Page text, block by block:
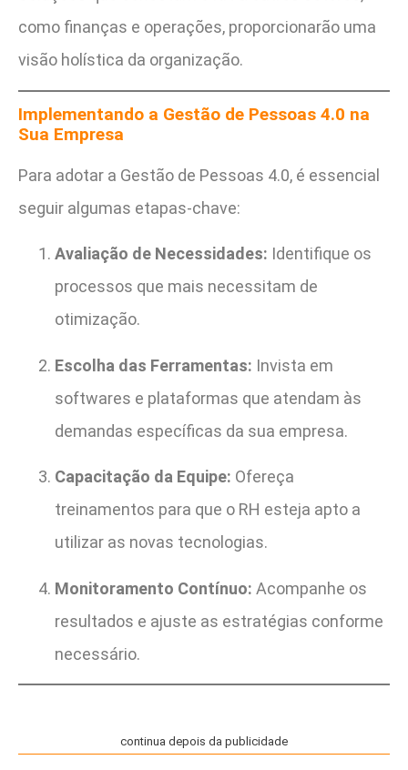
como finanças e operações, proporcionarão uma
visão holística da organização.
Implementando a Gestão de Pessoas 4.0 na
Sua Empresa
Para adotar a Gestão de Pessoas 4.0, é essencial
seguir algumas etapas-chave:
Avaliação de Necessidades: Identifique os
processos que mais necessitam de
otimização.
Escolha das Ferramentas: Invista em
softwares e plataformas que atendam às
demandas específicas da sua empresa.
Capacitação da Equipe: Ofereça
treinamentos para que o RH esteja apto a
utilizar as novas tecnologias.
Monitoramento Contínuo: Acompanhe os
resultados e ajuste as estratégias conforme
necessário.
continua depois da publicidade